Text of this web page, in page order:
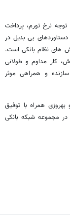
نرخ تورم، پرداخت
بی بدیل در
های نظام بانکی است.
کار مداوم و طولانی
و همراهی موثر
همراه با توفیق
مجموعه شبکه بانکی